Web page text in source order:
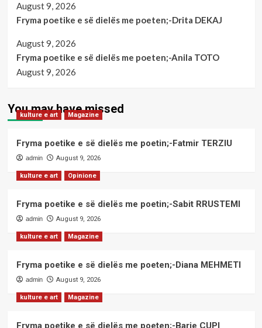
August 9, 2026
Fryma poetike e së dielës me poeten;-Drita DEKAJ
August 9, 2026
Fryma poetike e së dielës me poeten;-Anila TOTO
August 9, 2026
You may have missed
kulture e art Magazine
Fryma poetike e së dielës me poetin;-Fatmir TERZIU
admin August 9, 2026
kulture e art Opinione
Fryma poetike e së dielës me poetin;-Sabit RRUSTEMI
admin August 9, 2026
kulture e art Magazine
Fryma poetike e së dielës me poeten;-Diana MEHMETI
admin August 9, 2026
kulture e art Magazine
Fryma poetike e së dielës me poeten;-Barie ÇUPI